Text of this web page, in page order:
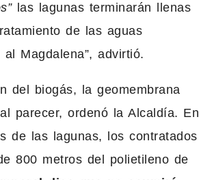
las lagunas terminarán llenas
de las aguas
Magdalena”, advirtió.
del biogás, la geomembrana
parecer, ordenó la Alcaldía. En
de las lagunas, los contratados
800 metros del polietileno de